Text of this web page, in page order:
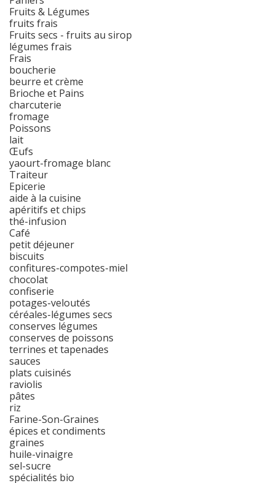
Fruits & Légumes
fruits frais
Fruits secs - fruits au sirop
légumes frais
Frais
boucherie
beurre et crème
Brioche et Pains
charcuterie
fromage
Poissons
lait
Œufs
yaourt-fromage blanc
Traiteur
Epicerie
aide à la cuisine
apéritifs et chips
thé-infusion
Café
petit déjeuner
biscuits
confitures-compotes-miel
chocolat
confiserie
potages-veloutés
céréales-légumes secs
conserves légumes
conserves de poissons
terrines et tapenades
sauces
plats cuisinés
raviolis
pâtes
riz
Farine-Son-Graines
épices et condiments
graines
huile-vinaigre
sel-sucre
spécialités bio